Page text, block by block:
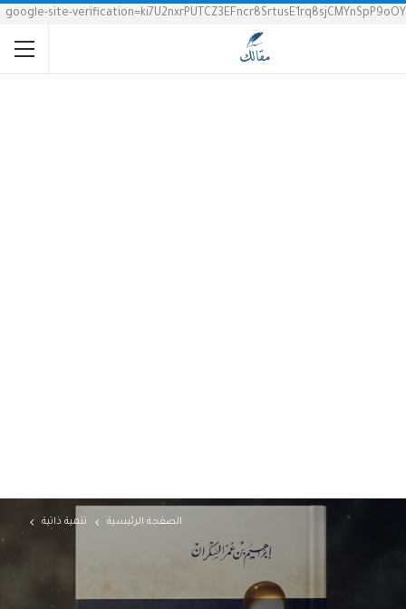
google-site-verification=ki7U2nxrPUTCZ3EFncr8SrtusE1rq8sjCMYnSpP9oOY
الصفحة الرئيسية تنمية ذاتية